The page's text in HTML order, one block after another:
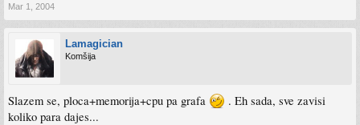
Mar 1, 2004
Lamagician
Komšija
Slazem se, ploca+memorija+cpu pa grafa
. Eh sada, sve zavisi
koliko para dajes...